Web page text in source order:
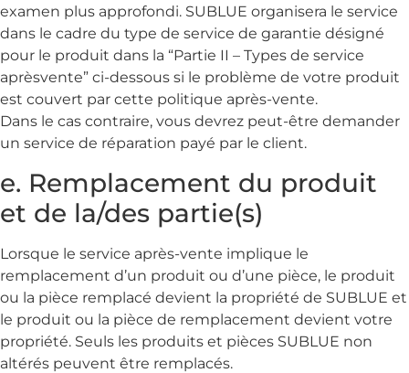
examen plus approfondi. SUBLUE organisera le service
dans le cadre du type de service de garantie désigné
pour le produit dans la “Partie II – Types de service
aprèsvente” ci-dessous si le problème de votre produit
est couvert par cette politique après-vente.
Dans le cas contraire, vous devrez peut-être demander
un service de réparation payé par le client.
e. Remplacement du produit
et de la/des partie(s)
Lorsque le service après-vente implique le
remplacement d’un produit ou d’une pièce, le produit
ou la pièce remplacé devient la propriété de SUBLUE et
le produit ou la pièce de remplacement devient votre
propriété. Seuls les produits et pièces SUBLUE non
altérés peuvent être remplacés.